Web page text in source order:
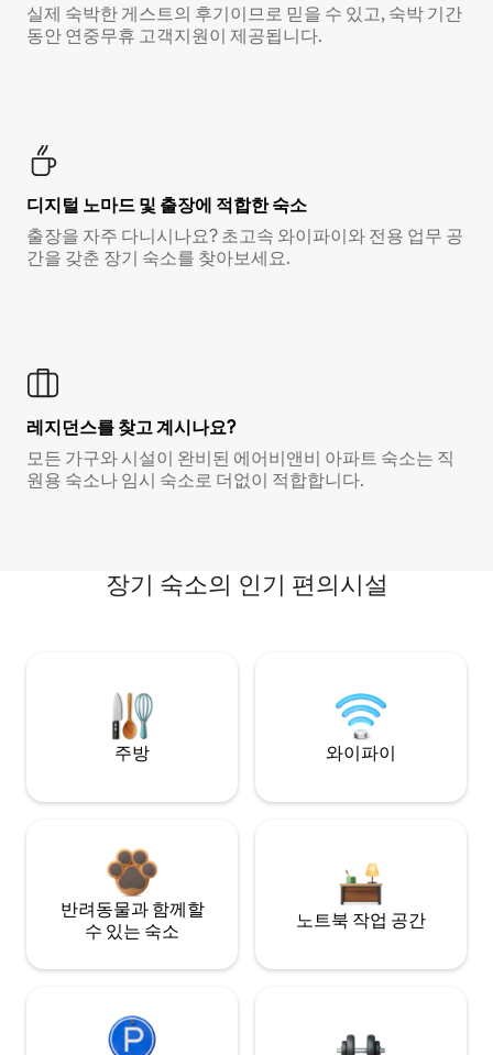
실제 숙박한 게스트의 후기이므로 믿을 수 있고, 숙박 기간
동안 연중무휴 고객지원이 제공됩니다.
디지털 노마드 및 출장에 적합한 숙소
출장을 자주 다니시나요? 초고속 와이파이와 전용 업무 공
간을 갖춘 장기 숙소를 찾아보세요.
레지던스를 찾고 계시나요?
모든 가구와 시설이 완비된 에어비앤비 아파트 숙소는 직
원용 숙소나 임시 숙소로 더없이 적합합니다.
장기 숙소의 인기 편의시설
주방 와이파이
반려동물과 함께할
수 있는 숙소
노트북 작업 공간